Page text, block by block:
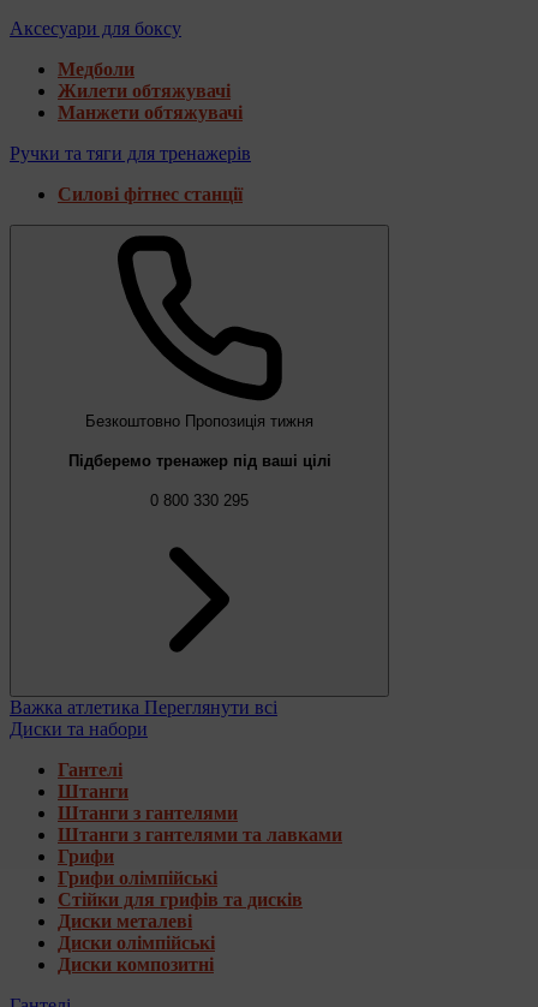
Аксесуари для боксу
Медболи
Жилети обтяжувачі
Манжети обтяжувачі
Ручки та тяги для тренажерів
Силові фітнес станції
Безкоштовно Пропозиція тижня
Підберемо тренажер під ваші цілі
0 800 330 295
Важка атлетика Переглянути всі
Диски та набори
Гантелі
Штанги
Штанги з гантелями
Штанги з гантелями та лавками
Грифи
Грифи олімпійські
Стійки для грифів та дисків
Диски металеві
Диски олімпійські
Диски композитні